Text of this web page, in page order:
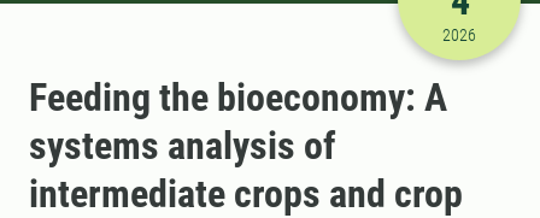
2026-09-
2026
Feeding the bioeconomy: A
systems analysis of
intermediate crops and crop